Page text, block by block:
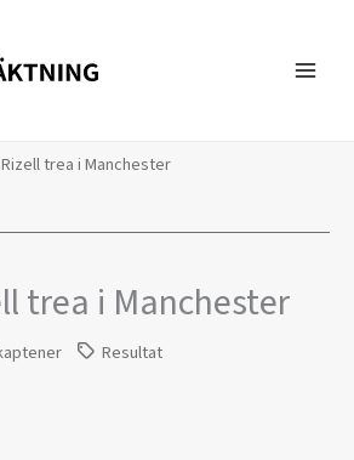
trea i Manchester
trea i Manchester
Resultat